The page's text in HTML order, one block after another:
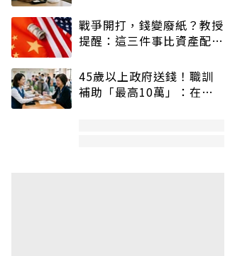
戰爭開打，錢變廢紙？教授
提醒：這三件事比資產配置
45歲以上政府送錢！職訓
補助「最高10萬」：在